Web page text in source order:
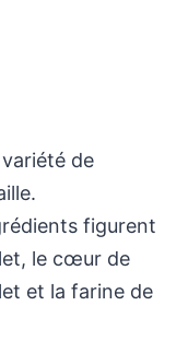
variété de
figurent
le cœur de
et la farine de